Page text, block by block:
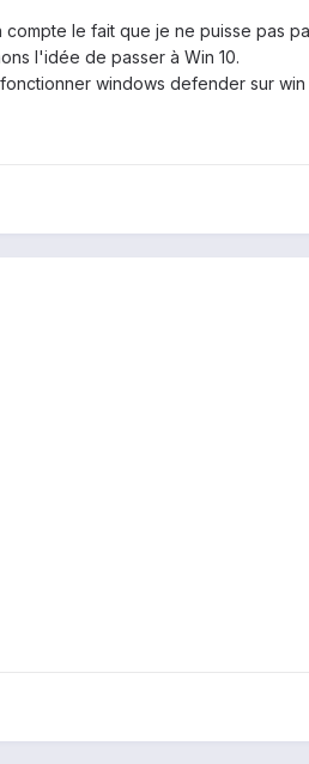
le fait que je ne puisse pas
l'idée de passer à Win 10.
windows defender sur